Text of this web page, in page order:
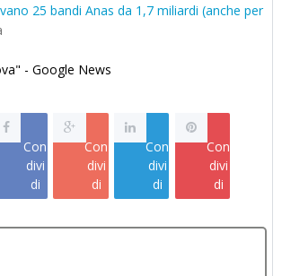
25 bandi Anas da 1,7 miliardi (anche per
- Google News
Con
divi
di
Con
divi
di
Con
divi
di
Con
divi
di